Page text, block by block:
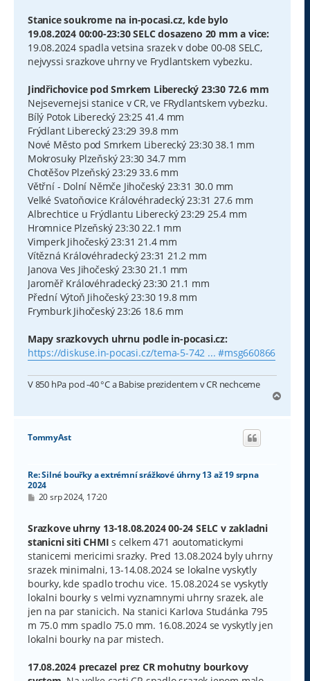
Stanice soukrome na in-pocasi.cz, kde bylo
19.08.2024 00:00-23:30 SELC dosazeno 20 mm a vice:
19.08.2024 spadla vetsina srazek v dobe 00-08 SELC,
nejvyssi srazkove uhrny ve Frydlantskem vybezku.
Jindřichovice pod Smrkem Liberecký 23:30 72.6 mm
Nejsevernejsi stanice v CR, ve FRydlantskem vybezku.
Bílý Potok Liberecký 23:25 41.4 mm
Frýdlant Liberecký 23:29 39.8 mm
Nové Město pod Smrkem Liberecký 23:30 38.1 mm
Mokrosuky Plzeňský 23:30 34.7 mm
Chotěšov Plzeňský 23:29 33.6 mm
Větřní - Dolní Němče Jihočeský 23:31 30.0 mm
Velké Svatoňovice Královéhradecký 23:31 27.6 mm
Albrechtice u Frýdlantu Liberecký 23:29 25.4 mm
Hromnice Plzeňský 23:30 22.1 mm
Vimperk Jihočeský 23:31 21.4 mm
Vítězná Královéhradecký 23:31 21.2 mm
Janova Ves Jihočeský 23:30 21.1 mm
Jaroměř Královéhradecký 23:30 21.1 mm
Přední Výtoň Jihočeský 23:30 19.8 mm
Frymburk Jihočeský 23:26 18.6 mm
Mapy srazkovych uhrnu podle in-pocasi.cz:
https://diskuse.in-pocasi.cz/tema-5-742 ... #msg660866
V 850 hPa pod -40 °C a Babise prezidentem v CR nechceme
h
TommyAst
Re: Silné bouřky a extrémní srážkové úhrny 13 až 19 srpna
2024
P
s
p
ě
v
k
20 srp 2024, 17:20
Srazkove uhrny 13-18.08.2024 00-24 SELC v zakladni
stanicni siti CHMI s celkem 471 aoutomatickymi
stanicemi mericimi srazky. Pred 13.08.2024 byly uhrny
srazek minimalni, 13-14.08.2024 se lokalne vyskytly
bourky, kde spadlo trochu vice. 15.08.2024 se vyskytly
lokalni bourky s velmi vyznamnymi uhrny srazek, ale
jen na par stanicich. Na stanici Karlova Studánka 795
m 75.0 mm spadlo 75.0 mm. 16.08.2024 se vyskytly jen
lokalni bourky na par mistech.
17.08.2024 precazel prez CR mohutny bourkovy